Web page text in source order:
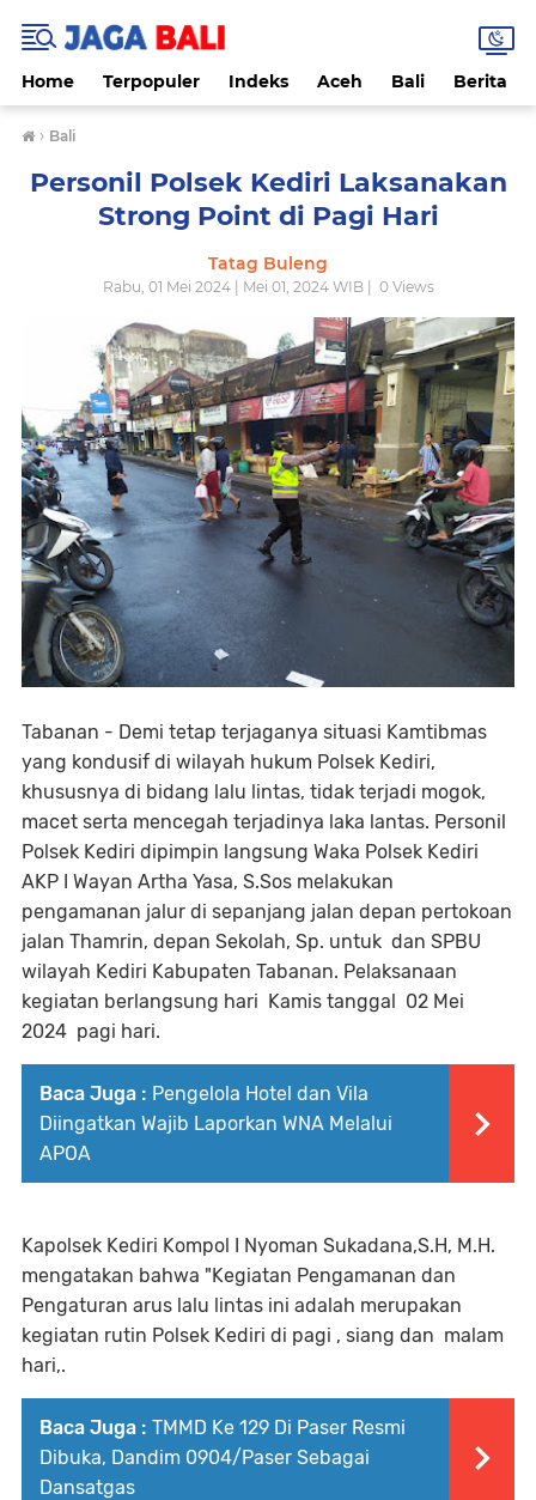
Home Terpopuler Indeks Aceh Bali Berita
› Bali
Personil Polsek Kediri Laksanakan
Strong Point di Pagi Hari
Tatag Buleng
Rabu, 01 Mei 2024 | Mei 01, 2024 WIB | 0Views
Tabanan - Demi tetap terjaganya situasi Kamtibmas
yang kondusif di wilayah hukum Polsek Kediri,
khususnya di bidang lalu lintas, tidak terjadi mogok,
macet serta mencegah terjadinya laka lantas. Personil
Polsek Kediri dipimpin langsung Waka Polsek Kediri
AKP I Wayan Artha Yasa, S.Sos melakukan
pengamanan jalur di sepanjang jalan depan pertokoan
jalan Thamrin, depan Sekolah, Sp. untuk dan SPBU
wilayah Kediri Kabupaten Tabanan. Pelaksanaan
kegiatan berlangsung hari Kamis tanggal 02 Mei
2024 pagi hari.
Baca Juga : Pengelola Hotel dan Vila
Diingatkan Wajib Laporkan WNA Melalui
APOA
Kapolsek Kediri Kompol I Nyoman Sukadana,S.H, M.H.
mengatakan bahwa "Kegiatan Pengamanan dan
Pengaturan arus lalu lintas ini adalah merupakan
kegiatan rutin Polsek Kediri di pagi , siang dan malam
hari,.
Baca Juga : TMMD Ke 129 Di Paser Resmi
Dibuka, Dandim 0904/Paser Sebagai
Dansatgas